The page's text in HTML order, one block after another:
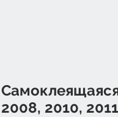
2008, 2010,